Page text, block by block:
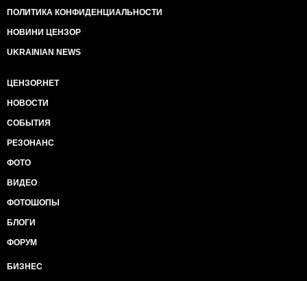
ПОЛИТИКА КОНФИДЕНЦИАЛЬНОСТИ
НОВИНИ ЦЕНЗОР
UKRAINIAN NEWS
ЦЕНЗОР.НЕТ
НОВОСТИ
СОБЫТИЯ
РЕЗОНАНС
ФОТО
ВИДЕО
ФОТОШОПЫ
БЛОГИ
ФОРУМ
БИЗНЕС